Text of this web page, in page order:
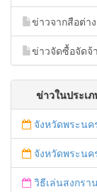
ข่าวจากสือต่า
ข่าวจัดซื้อจัดจ้
ข่าวในประเ
จังหวัดพระนครศรีอยุธยา บูรณาการหน่วยงานที่เกี่ยวข้อง ลงพื้นที่จัด
จังหวัดพระนครศรีอยุธยา ปล่อยแถวตำรวจ ทหาร ฝ่า
วิธีเล่นสงกรา